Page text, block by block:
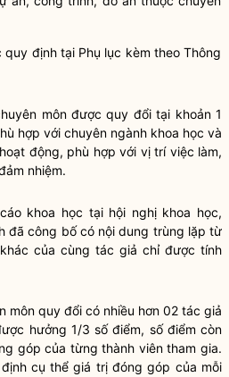
định tại Phụ lục kèm theo Thông
môn được quy đổi tại khoản 1
hợp với chuyên ngành khoa học và
động, phù hợp với vị trí việc làm,
nhiệm.
khoa học tại hội nghị khoa học,
đã công bố có nội dung trùng lặp từ
của cùng tác giả chỉ được tính
môn quy đổi có nhiều hơn 02 tác giả
hưởng 1/3 số điểm, số điểm còn
góp của từng thành viên tham gia.
cụ thể giá trị đóng góp của mỗi